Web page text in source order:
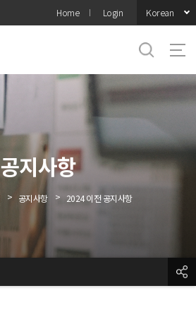
Home Login Korean
공지사항
> 공지사항 > 2024 이전 공지사항